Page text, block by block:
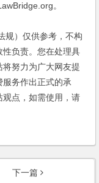
。
）仅供参考，不构
负责。您在处理具
努力为广大网友提
务作出正式的承
点，如需使用，请
下一篇